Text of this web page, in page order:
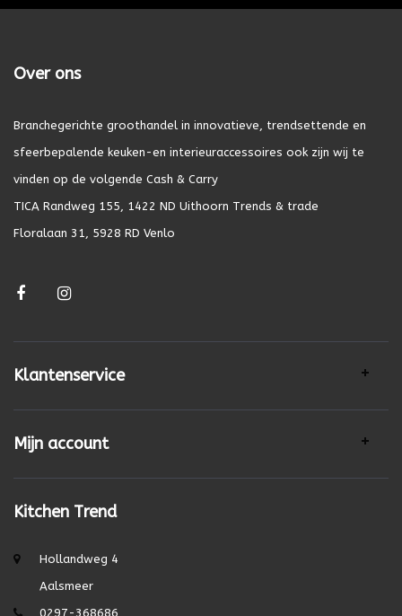
Over ons
Branchegerichte groothandel in innovatieve, trendsettende en
sfeerbepalende keuken-en interieuraccessoires ook zijn wij te
vinden op de volgende Cash & Carry
TICA Randweg 155, 1422 ND Uithoorn Trends & trade
Floralaan 31, 5928 RD Venlo
Klantenservice
Mijn account
Kitchen Trend
Hollandweg 4
Aalsmeer
0297-368686